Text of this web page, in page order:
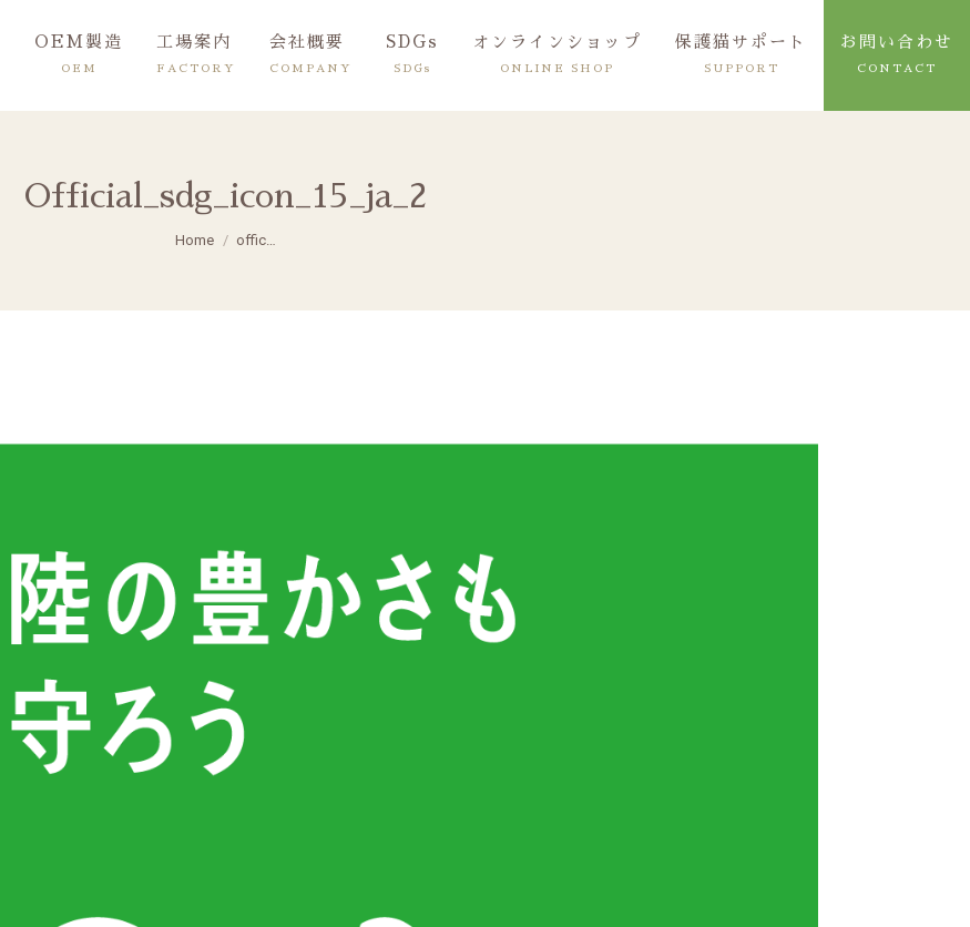
OEM製造
OEM
工場案内
FACTORY
会社概要
COMPANY
SDGs
SDGs
オンラインショップ
ONLINE SHOP
保護猫サポート
SUPPORT
お問い合わせ
CONTACT
Official_sdg_icon_15_ja_2
You are here:
Home offic…